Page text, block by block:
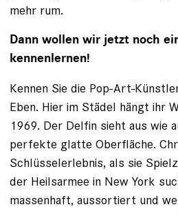
mehr rum.
Dann wollen wir jetzt noch
kennenlernen!
Kennen Sie die Pop-Art-
Eben. Hier im Städel hängt ihr
1969. Der Delfin sieht aus wie
perfekte glatte Oberfläche.
Schlüsselerlebnis, als sie
der Heilsarmee in New York
massenhaft, aussortiert und